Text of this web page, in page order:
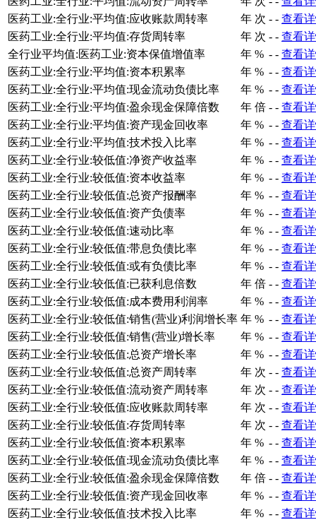
医药工业:全行业:平均值:应收账款周转率
年 次 - - 查看
医药工业:全行业:平均值:存货周转率
年 次 - - 查看
全行业平均值:医药工业:资本保值增值率
年 % - - 查看
医药工业:全行业:平均值:资本积累率
年 % - - 查看
医药工业:全行业:平均值:现金流动负债比率
年 % - - 查看
医药工业:全行业:平均值:盈余现金保障倍数
年 倍 - - 查看
医药工业:全行业:平均值:资产现金回收率
年 % - - 查看
医药工业:全行业:平均值:技术投入比率
年 % - - 查看
医药工业:全行业:较低值:净资产收益率
年 % - - 查看
医药工业:全行业:较低值:资本收益率
年 % - - 查看
医药工业:全行业:较低值:总资产报酬率
年 % - - 查看
医药工业:全行业:较低值:资产负债率
年 % - - 查看
医药工业:全行业:较低值:速动比率
年 % - - 查看
医药工业:全行业:较低值:带息负债比率
年 % - - 查看
医药工业:全行业:较低值:或有负债比率
年 % - - 查看
医药工业:全行业:较低值:已获利息倍数
年 倍 - - 查看
医药工业:全行业:较低值:成本费用利润率
年 % - - 查看
医药工业:全行业:较低值:销售(营业)利润增长率 年 % - - 查看
医药工业:全行业:较低值:销售(营业)增长率
年 % - - 查看
医药工业:全行业:较低值:总资产增长率
年 % - - 查看
医药工业:全行业:较低值:总资产周转率
年 次 - - 查看
医药工业:全行业:较低值:流动资产周转率
年 次 - - 查看
医药工业:全行业:较低值:应收账款周转率
年 次 - - 查看
医药工业:全行业:较低值:存货周转率
年 次 - - 查看
医药工业:全行业:较低值:资本积累率
年 % - - 查看
医药工业:全行业:较低值:现金流动负债比率
年 % - - 查看
医药工业:全行业:较低值:盈余现金保障倍数
年 倍 - - 查看
医药工业:全行业:较低值:资产现金回收率
年 % - - 查看
医药工业:全行业:较低值:技术投入比率
年 % - - 查看